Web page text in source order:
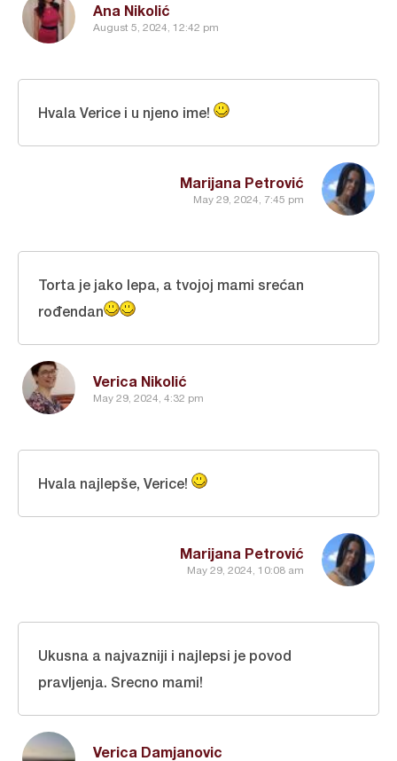
Ana Nikolić
August 5, 2024, 12:42 pm
Marijana Petrović
May 29, 2024, 7:45 pm
Hvala Verice i u njeno ime!
Verica Nikolić
May 29, 2024, 4:32 pm
Torta je jako lepa, a tvojoj mami srećan
rođendan
Marijana Petrović
May 29, 2024, 10:08 am
Hvala najlepše, Verice!
Verica Damjanovic
Ukusna a najvazniji i najlepsi je povod
pravljenja. Srecno mami!